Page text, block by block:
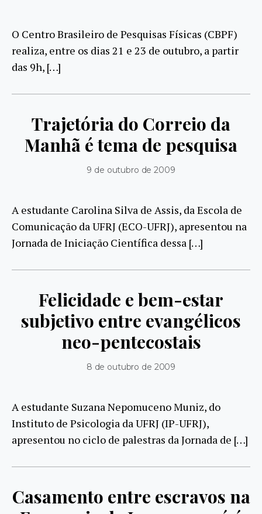
O Centro Brasileiro de Pesquisas Físicas (CBPF)
realiza, entre os dias 21 e 23 de outubro, a partir
das 9h, […]
Trajetória do Correio da
Manhã é tema de pesquisa
9 de outubro de 2009
A estudante Carolina Silva de Assis, da Escola de
Comunicação da UFRJ (ECO-UFRJ), apresentou na
Jornada de Iniciação Científica dessa […]
Felicidade e bem-estar
subjetivo entre evangélicos
neo-pentecostais
8 de outubro de 2009
A estudante Suzana Nepomuceno Muniz, do
Instituto de Psicologia da UFRJ (IP-UFRJ),
apresentou no ciclo de palestras da Jornada de […]
Casamento entre escravos na